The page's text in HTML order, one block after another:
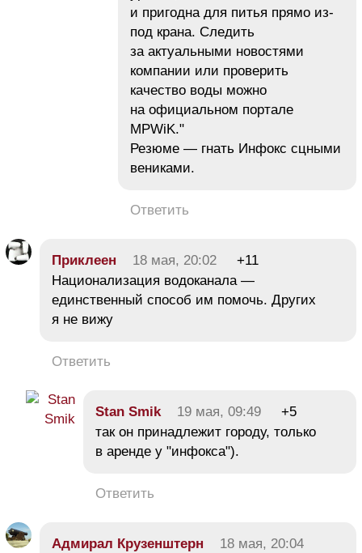
и пригодна для питья прямо из-
под крана. Следить
за актуальными новостями
компании или проверить
качество воды можно
на официальном портале
MPWiK."
Резюме — гнать Инфокс сцными
вениками.
Ответить
Приклеен 18 мая, 20:02
+11
Национализация водоканала —
единственный способ им помочь. Других
я не вижу
Ответить
Stan Smik 19 мая, 09:49
+5
так он принадлежит городу, только
в аренде у "инфокса").
Ответить
Адмирал Крузенштерн
18 мая, 20:04